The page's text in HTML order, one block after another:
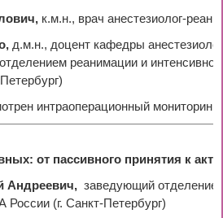
к.м.н., врач анестезиолог-
д.м.н., доцент кафедры
реанимации и
интраоперационный мониторинг
от пассивного принятия к
Андреевич, заведующий
(г. Санкт-Петербург)